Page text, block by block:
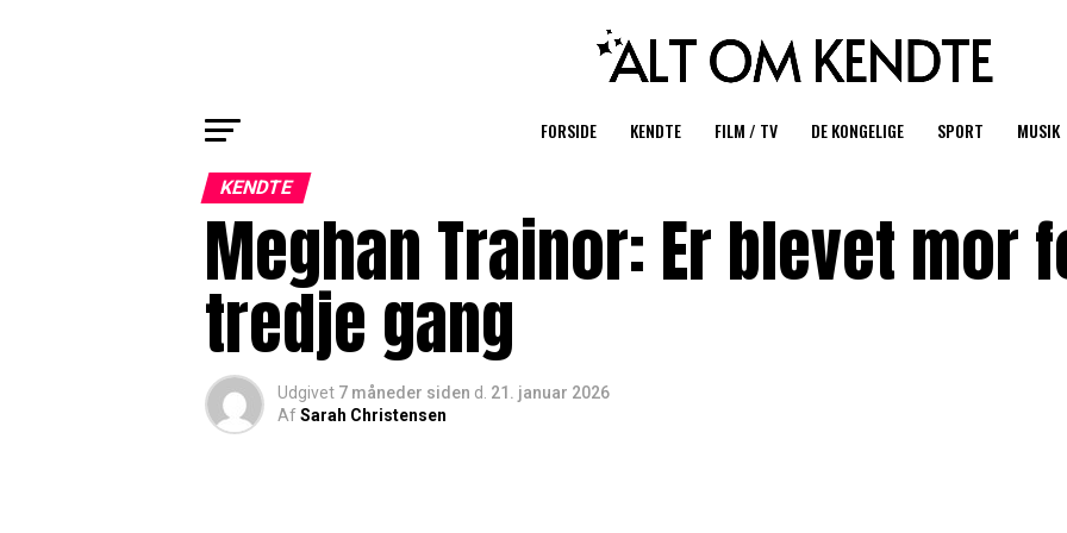
FORSIDE KENDTE FILM / TV DE KONGELIGE SPORT MUSIK
KENDTE
Meghan Trainor: Er blevet mor
tredje gang
Udgivet 7 måneder siden d. 21. januar 2026
AfSarah Christensen